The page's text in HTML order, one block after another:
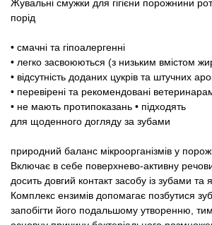
Жувальні смужки для гігієни порожнини
порід
• смачні та гіпоалергенні
• легко засвоюються (з низьким вмістом
• відсутність доданих цукрів та штучних
• перевірені та рекомендовані
• не мають протипоказань • підходять
для щоденного догляду за зубами
природний баланс мікроорганізмів у
Включає в себе поверхнево-активну
досить довгий контакт засобу із зубами та
Комплекс ензимів допомагає позбутися
запобігти його подальшому утворенню,
Товари для голубів
Товари для гризунів
Товари для коней
Товари для людей
Хозряд - господарчі товари оптом
Популярні зоотоварі
Архів / Знято з виробництва